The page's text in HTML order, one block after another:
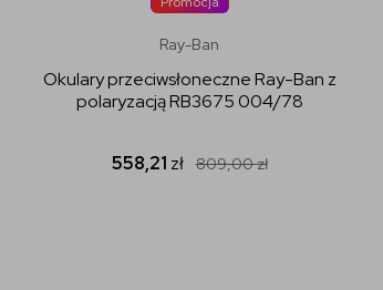
Ray-Ban
Okulary przeciwsłoneczne Ray-Ban z
polaryzacją RB3675 004/78
558,21 zł 809,00zł